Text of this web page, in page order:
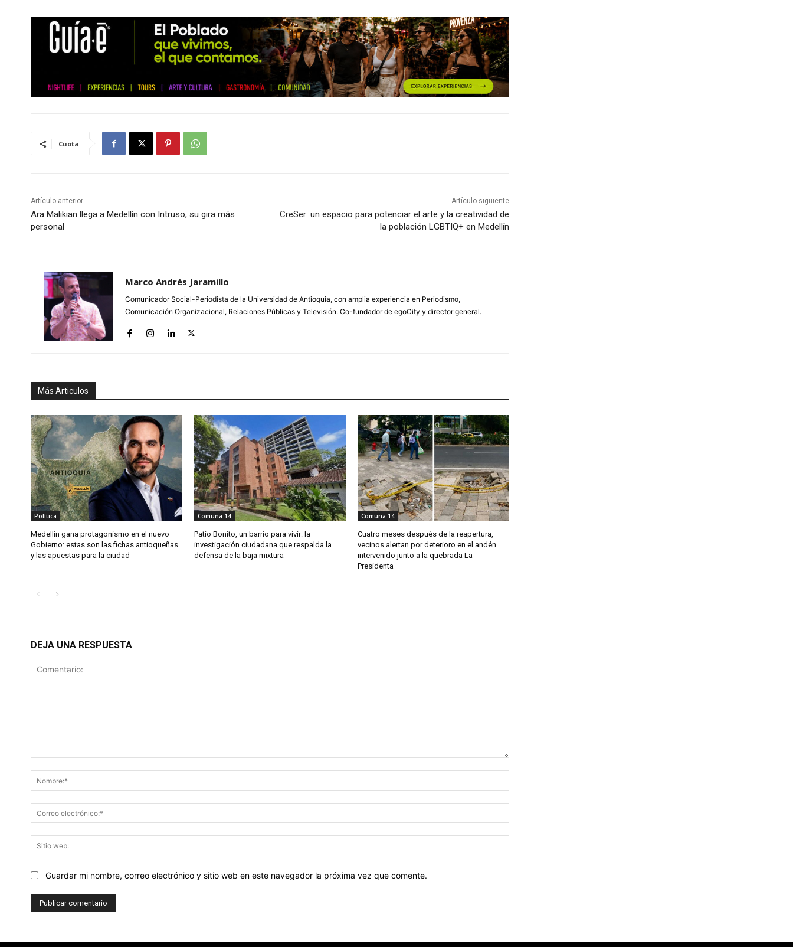
Cuota
Artículo anterior
Ara Malikian llega a Medellín con Intruso, su gira más
personal
Artículo siguiente
CreSer: un espacio para potenciar el arte y la creatividad de
la población LGBTIQ+ en Medellín
Marco Andrés Jaramillo
Comunicador Social-Periodista de la Universidad de Antioquia, con amplia experiencia en Periodismo,
Comunicación Organizacional, Relaciones Públicas y Televisión. Co-fundador de egoCity y director general.
Más Articulos
Política
Medellín gana protagonismo en el nuevo
Gobierno: estas son las fichas antioqueñas
y las apuestas para la ciudad
Comuna 14
Patio Bonito, un barrio para vivir: la
investigación ciudadana que respalda la
defensa de la baja mixtura
Comuna 14
Cuatro meses después de la reapertura,
vecinos alertan por deterioro en el andén
intervenido junto a la quebrada La
Presidenta
DEJA UNA RESPUESTA
electrónico:*
web:
Guardar mi nombre, correo electrónico y sitio web en este navegador la próxima vez que comente.